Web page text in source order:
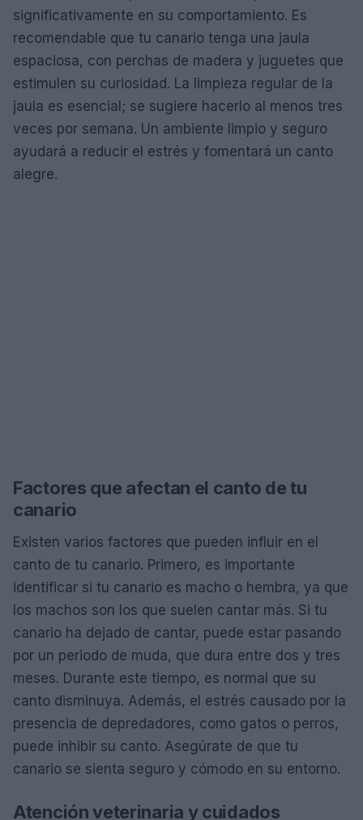
significativamente en su comportamiento. Es
recomendable que tu canario tenga una jaula
espaciosa, con perchas de madera y juguetes que
estimulen su curiosidad. La limpieza regular de la
jaula es esencial; se sugiere hacerlo al menos tres
veces por semana. Un ambiente limpio y seguro
ayudará a reducir el estrés y fomentará un canto
alegre.
Factores que afectan el canto de tu
canario
Existen varios factores que pueden influir en el
canto de tu canario. Primero, es importante
identificar si tu canario es macho o hembra, ya que
los machos son los que suelen cantar más. Si tu
canario ha dejado de cantar, puede estar pasando
por un periodo de muda, que dura entre dos y tres
meses. Durante este tiempo, es normal que su
canto disminuya. Además, el estrés causado por la
presencia de depredadores, como gatos o perros,
puede inhibir su canto. Asegúrate de que tu
canario se sienta seguro y cómodo en su entorno.
Atención veterinaria y cuidados